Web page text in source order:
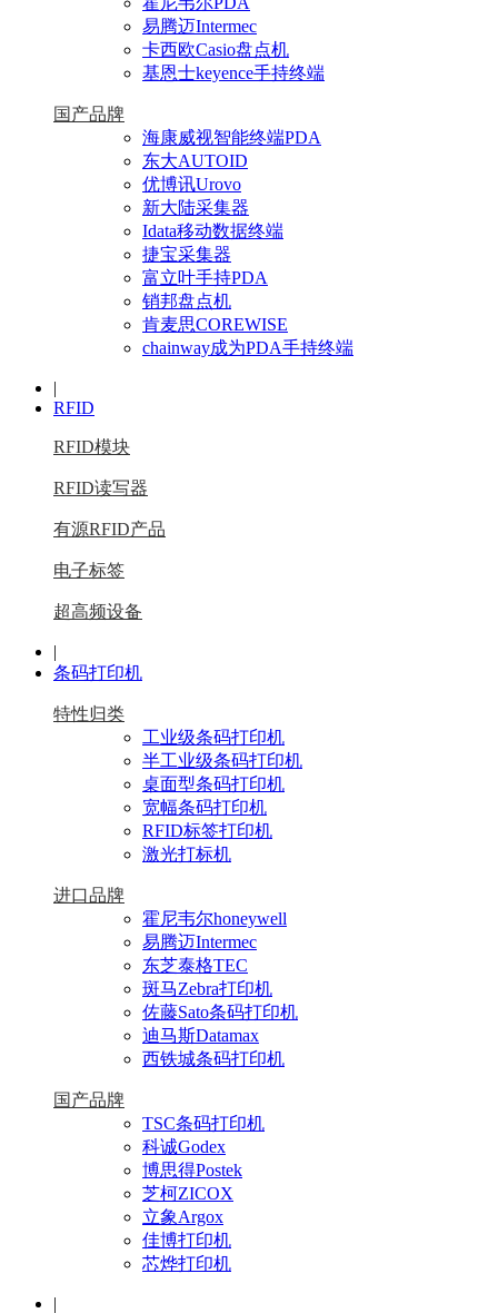
易腾迈Intermec
卡西欧Casio盘点机
基恩士keyence手持终端
国产品牌
海康威视智能终端PDA
东大AUTOID
优博讯Urovo
新大陆采集器
Idata移动数据终端
捷宝采集器
富立叶手持PDA
销邦盘点机
肯麦思COREWISE
chainway成为PDA手持终端
|
RFID
RFID模块
RFID读写器
有源RFID产品
电子标签
超高频设备
|
条码打印机
特性归类
工业级条码打印机
半工业级条码打印机
桌面型条码打印机
宽幅条码打印机
RFID标签打印机
激光打标机
进口品牌
霍尼韦尔honeywell
易腾迈Intermec
东芝泰格TEC
斑马Zebra打印机
佐藤Sato条码打印机
迪马斯Datamax
西铁城条码打印机
国产品牌
TSC条码打印机
科诚Godex
博思得Postek
芝柯ZICOX
立象Argox
佳博打印机
芯烨打印机
|